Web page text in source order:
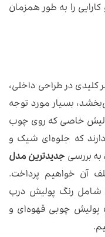
را به طور همزمان
کلیدی در طراحی داخلی،
بسیار مورد توجه
خاصی که روی چوب
که جلوه‌ای شیک و
بررسیجدیدترین مدل
آن خواهیم پرداخت.
شامل رنگ پولیش درب
چوبی قهوه‌ای و